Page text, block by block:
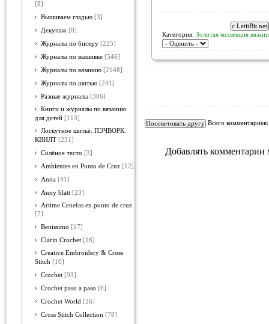
[8]
Вышиваем гладью [3]
Декупаж [8]
Журналы по бисеру [225]
Журналы по вышивке [546]
Журналы по вязанию [2148]
Журналы по шитью [241]
Разные журналы [386]
Книги и журналы по вязанию
для детей [113]
Лоскутное шитьё. ПЭЧВОРК.
КВИЛТ [231]
Солёное тесто [3]
Ambientes en Punto de Cruz [12]
Anna [41]
Anny blatt [23]
Artime Cenefas en punto de cruz
[7]
Benissimo [17]
Clarin Crochet [16]
Creative Embroidery & Cross
Stitch [10]
Crochet [93]
Crochet paso a paso [6]
Crochet World [26]
Cross Stitch Collection [78]
Категория: Золотая коллекция
Всего
Добавлять комментарии